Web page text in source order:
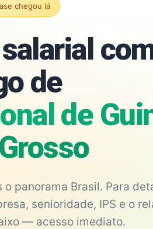
chegou lá
de
de
panorama Brasil. Para
senioridade, IPS e o
— acesso imediato.